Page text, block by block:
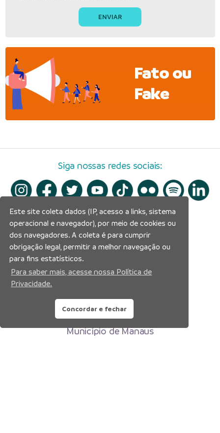
Fato ou
Fake
Siga nossas redes sociais:
Prefeitura Municipal de Manaus
Município de Manaus
Este site coleta dados (IP, acesso a links, sistema
operacional e navegador), por meio de cookies ou
dos navegadores. A coleta é para cumprir
obrigação legal, permitir a melhor navegação ou
para fins estatísticos.
Para saber mais, acesse nossa Política de
Privacidade.
Concordar e fechar